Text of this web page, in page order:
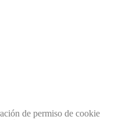
de permiso de cookie